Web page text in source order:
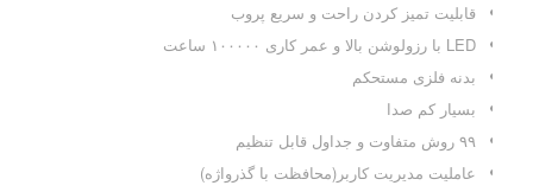
قابلیت تمیز کردن راحت و سریع پروب
LED با رزولوشن بالا و عمر کاری ۱۰۰۰۰۰ ساعت
بدنه فلزی مستحکم
بسیار کم صدا
۹۹ روش متفاوت و جداول قابل تنظیم
عاملیت مدیریت کاربر(محافظت با گذرواژه)